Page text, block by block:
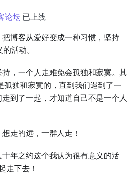
论坛 已上线
博客从爱好变成一种习惯，坚持
活动。
，一个人走难免会孤独和寂寞。其
独和寂寞的，直到我们遇到了一
到了一起，才知道自己不是一个人
走的远，一群人走！
年之约这个我认为很有意义的活
走下去！